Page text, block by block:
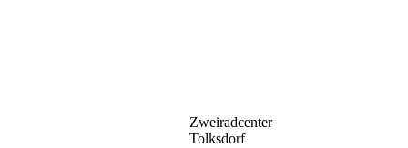
Zweiradcenter
Tolksdorf